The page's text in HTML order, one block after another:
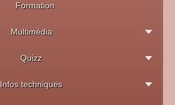
Formation
Multimédia
Quizz
Infos techniques